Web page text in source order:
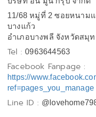
11/68 หมู่ที่ 2 ซอยหนาม
บางแก้ว
อำเภอบางพลี จังหวัดสมุ
Tel :0963644563
Facebook Fanpage :
https://
ref=pages_you_manage
Line ID :